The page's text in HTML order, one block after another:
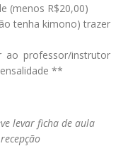
(menos R$20,00)
tenha kimono) trazer
ao professor/instrutor
**
levar ficha de aula